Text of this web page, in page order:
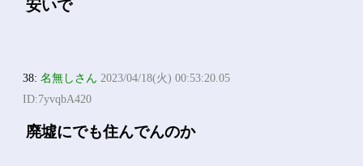
安いで
38:名無しさん 2023/04/18(火) 00:53:20.05
ID:7yvqbA420
廃墟にでも住んでんのか